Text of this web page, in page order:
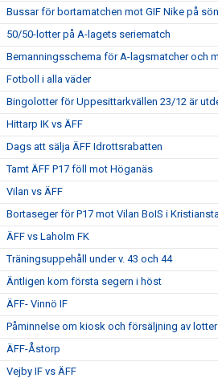
Bussar för bortamatchen mot GIF Nike på
50/50-lotter på A-lagets seriematch
Bemanningsschema för A-lagsmatcher och
Fotboll i alla väder
Bingolotter för Uppesittarkvällen 23/12 är
Hittarp IK vs ÄFF
Dags att sälja ÄFF Idrottsrabatten
Tamt ÄFF P17 föll mot Höganäs
Vilan vs ÄFF
Bortaseger för P17 mot Vilan BoIS i
ÄFF vs Laholm FK
Träningsuppehåll under v. 43 och 44
Äntligen kom första segern i höst
ÄFF- Vinnö IF
Påminnelse om kiosk och försäljning av lotter
ÄFF-Åstorp
Vejby IF vs ÄFF